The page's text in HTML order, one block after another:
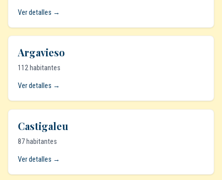
Ver detalles →
Argavieso
112 habitantes
Ver detalles →
Castigaleu
87 habitantes
Ver detalles →